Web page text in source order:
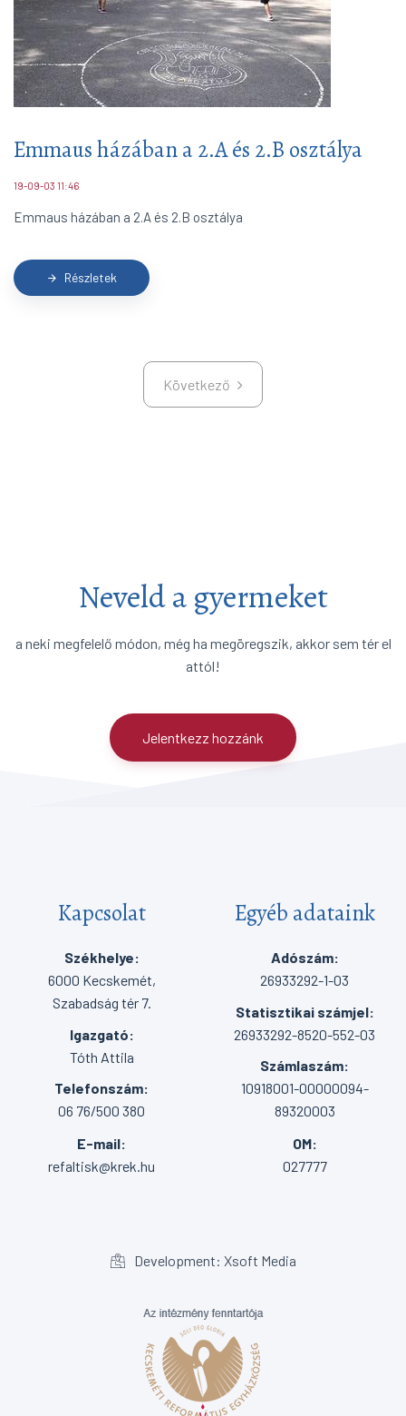
Emmaus házában a 2.A és 2.B osztálya
19-09-03 11:46
Emmaus házában a 2.A és 2.B osztálya
arrow_forward Részletek
Következő Következő
Neveld a gyermeket
a neki megfelelő módon, még ha megöregszik, akkor sem tér el
attól!
Jelentkezz hozzánk
Kapcsolat
Székhelye:
6000 Kecskemét,
Szabadság tér 7.
Igazgató:
Tóth Attila
Telefonszám:
06 76/500 380
E-mail:
refaltisk@krek.hu
Egyéb adataink
Adószám:
26933292-1-03
Statisztikai számjel:
26933292-8520-552-03
Számlaszám:
10918001-00000094-
89320003
OM:
027777
Development: Xsoft Media